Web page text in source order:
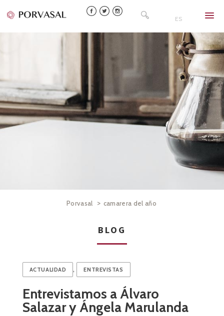
Skip
to
ES
Porvasal > camarera del año
BLOG
ACTUALIDAD , ENTREVISTAS
Entrevistamos a Álvaro
Salazar y Ángela Marulanda